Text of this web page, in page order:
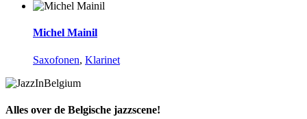
Michel Mainil
Saxofonen, Klarinet
Alles over de Belgische jazzscene!